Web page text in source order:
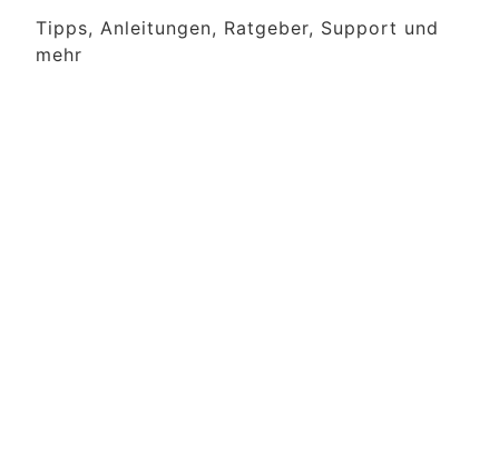
Tipps, Anleitungen, Ratgeber, Support und
mehr